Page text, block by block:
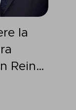
la
Reino